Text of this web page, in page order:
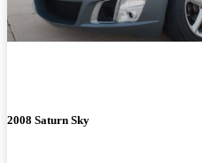
2008 Saturn Sky